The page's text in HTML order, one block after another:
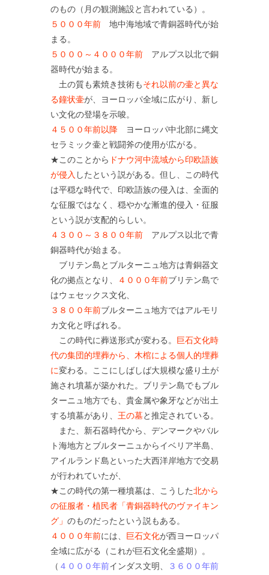
のもの（月の観測施設と言われている）。
５０００年前 地中海地域で青銅器時代が始
まる。
５０００～４０００年前 アルプス以北で銅
器時代が始まる。
土の質も素焼き技術もそれ以前の壷と異な
る鐘状壷が、ヨーロッパ全域に広がり、新し
い文化の登場を示唆。
４５００年前以降 ヨーロッパ中北部に縄文
セラミック壷と戦闘斧の使用が広がる。
★このことから ドナウ河中流域から印欧語族
が侵入 したという説がある。但し、この時代
は平穏な時代で、印欧語族の侵入は、全面的
な征服ではなく、穏やかな漸進的侵入・征服
という説が支配的らしい。
４３００～３８００年前 アルプス以北で青
銅器時代が始まる。
ブリテン島とブルターニュ地方は青銅器文
化の拠点となり、
４０００年前ブリテン島で
はウェセックス文化、
３８００年前ブルターニュ地方ではアルモリ
カ文化と呼ばれる。
この時代に葬送形式が変わる。 巨石文化時
代の集団的埋葬から、木棺による個人的埋葬
に変わる。ここにしばしば大規模な盛り土が
施され墳墓が築かれた。ブリテン島でもブル
ターニュ地方でも、貴金属や象牙などが出土
する墳墓があり、 王の墓と推定されている。
また、新石器時代から、デンマークやバル
ト海地方とブルターニュからイベリア半島、
アイルランド島といった大西洋岸地方で交易
が行われていたが、
★この時代の第一種墳墓は、こうした北から
の征服者・植民者「青銅器時代のヴァイキン
グ」 のものだったという説もある。
４０００年前には、 巨石文化が西ヨーロッパ
全域に広がる（これが巨石文化全盛期）。
（ ４０００年前インダス文明、
３６００年前